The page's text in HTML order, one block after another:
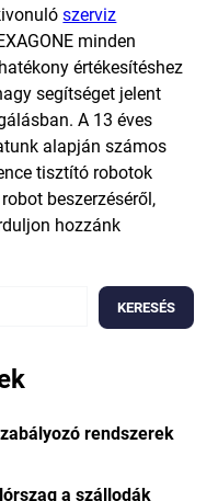
szerviz
minden
értékesítéshez
segítséget jelent
A 13 éves
alapján számos
tisztító robotok
beszerzéséről,
hozzánk
rendszerek
a szállodák